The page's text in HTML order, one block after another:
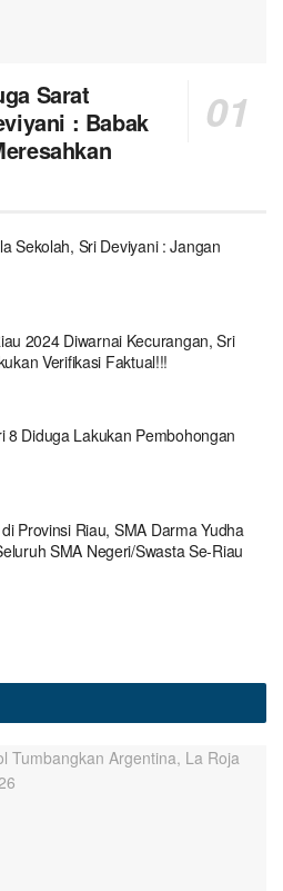
Sarat
: Babak
Sekolah, Sri Deviyani : Jangan
2024 Diwarnai Kecurangan, Sri
Verifikasi Faktual!!!
8 Diduga Lakukan Pembohongan
Provinsi Riau, SMA Darma Yudha
SMA Negeri/Swasta Se-Riau